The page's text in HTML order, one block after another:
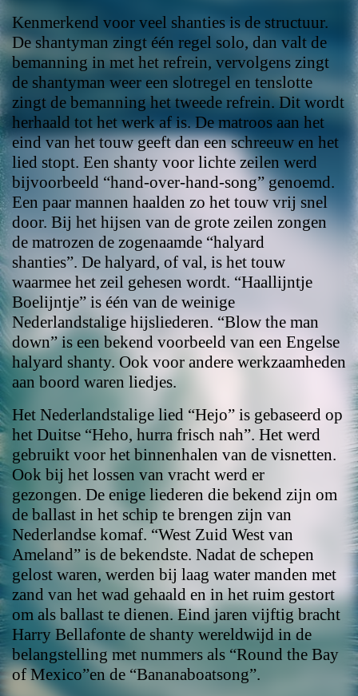
Kenmerkend voor veel shanties is de structuur.
De shantyman zingt één regel solo, dan valt de
bemanning in met het refrein, vervolgens zingt
de shantyman weer een slotregel en tenslotte
zingt de bemanning het tweede refrein. Dit wordt
herhaald tot het werk af is. De matroos aan het
eind van het touw geeft dan een schreeuw en het
lied stopt. Een shanty voor lichte zeilen werd
bijvoorbeeld “hand-over-hand-song” genoemd.
Een paar mannen haalden zo het touw vrij snel
door. Bij het hijsen van de grote zeilen zongen
de matrozen de zogenaamde “halyard
shanties”. De halyard, of val, is het touw
waarmee het zeil gehesen wordt. “Haallijntje
Boelijntje” is één van de weinige
Nederlandstalige hijsliederen. “Blow the man
down” is een bekend voorbeeld van een Engelse
halyard shanty. Ook voor andere werkzaamheden
aan boord waren liedjes.
Het Nederlandstalige lied “Hejo” is gebaseerd op
het Duitse “Heho, hurra frisch nah”. Het werd
gebruikt voor het binnenhalen van de visnetten.
Ook bij het lossen van vracht werd er
gezongen. De enige liederen die bekend zijn om
de ballast in het schip te brengen zijn van
Nederlandse komaf. “West Zuid West van
Ameland” is de bekendste. Nadat de schepen
gelost waren, werden bij laag water manden met
zand van het wad gehaald en in het ruim gestort
om als ballast te dienen. Eind jaren vijftig bracht
Harry Bellafonte de shanty wereldwijd in de
belangstelling met nummers als “Round the Bay
of Mexico”en de “Bananaboatsong”.